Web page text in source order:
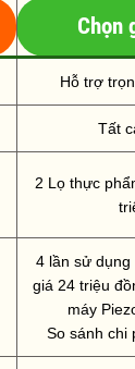
Chọn
Hỗ trợ
Tất
2 Lọ thực
4 lần sử dụng
giá 24 triệu
máy
So sánh chi